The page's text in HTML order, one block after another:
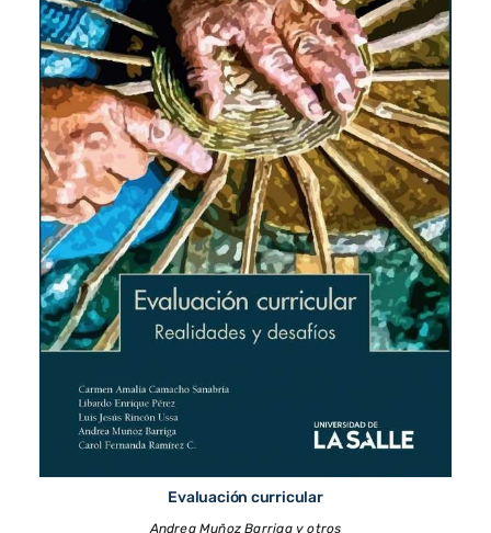
Evaluación curricular
Andrea Muñoz Barriga y otros